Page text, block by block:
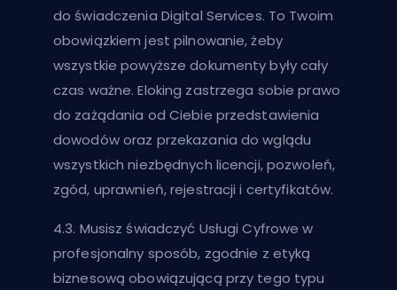
do świadczenia Digital Services. To Twoim
obowiązkiem jest pilnowanie, żeby
wszystkie powyższe dokumenty były cały
czas ważne. Eloking zastrzega sobie prawo
do zażądania od Ciebie przedstawienia
dowodów oraz przekazania do wglądu
wszystkich niezbędnych licencji, pozwoleń,
zgód, uprawnień, rejestracji i certyfikatów.
4.3. Musisz świadczyć Usługi Cyfrowe w
profesjonalny sposób, zgodnie z etyką
biznesową obowiązującą przy tego typu